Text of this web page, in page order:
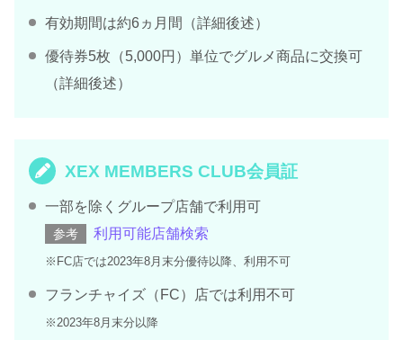
有効期間は約6ヵ月間（詳細後述）
優待券5枚（5,000円）単位でグルメ商品に交換可
（詳細後述）
XEX MEMBERS CLUB会員証
一部を除くグループ店舗で利用可
参考 利用可能店舗検索
※FC店では2023年8月末分優待以降、利用不可
フランチャイズ（FC）店では利用不可
※2023年8月末分以降